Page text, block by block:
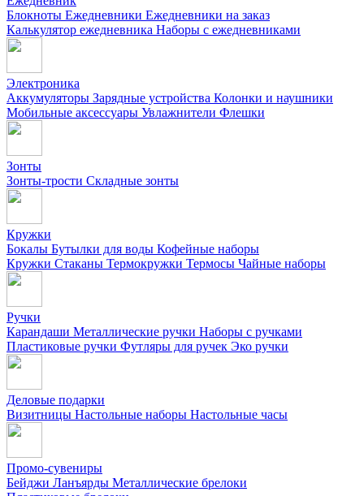
Блокноты Ежедневники Ежедневники на заказ
Калькулятор ежедневника Наборы с ежедневниками
Электроника
Аккумуляторы Зарядные устройства Колонки и наушники
Мобильные аксессуары Увлажнители Флешки
Зонты
Зонты-трости Складные зонты
Кружки
Бокалы Бутылки для воды Кофейные наборы
Кружки Стаканы Термокружки Термосы Чайные наборы
Ручки
Карандаши Металлические ручки Наборы с ручками
Пластиковые ручки Футляры для ручек Эко ручки
Деловые подарки
Визитницы Настольные наборы Настольные часы
Промо-сувениры
Бейджи Ланъярды Металлические брелоки